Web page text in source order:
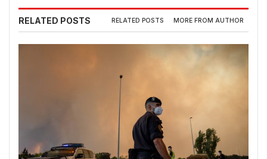
RELATED POSTS RELATED POSTS MORE FROM AUTHOR